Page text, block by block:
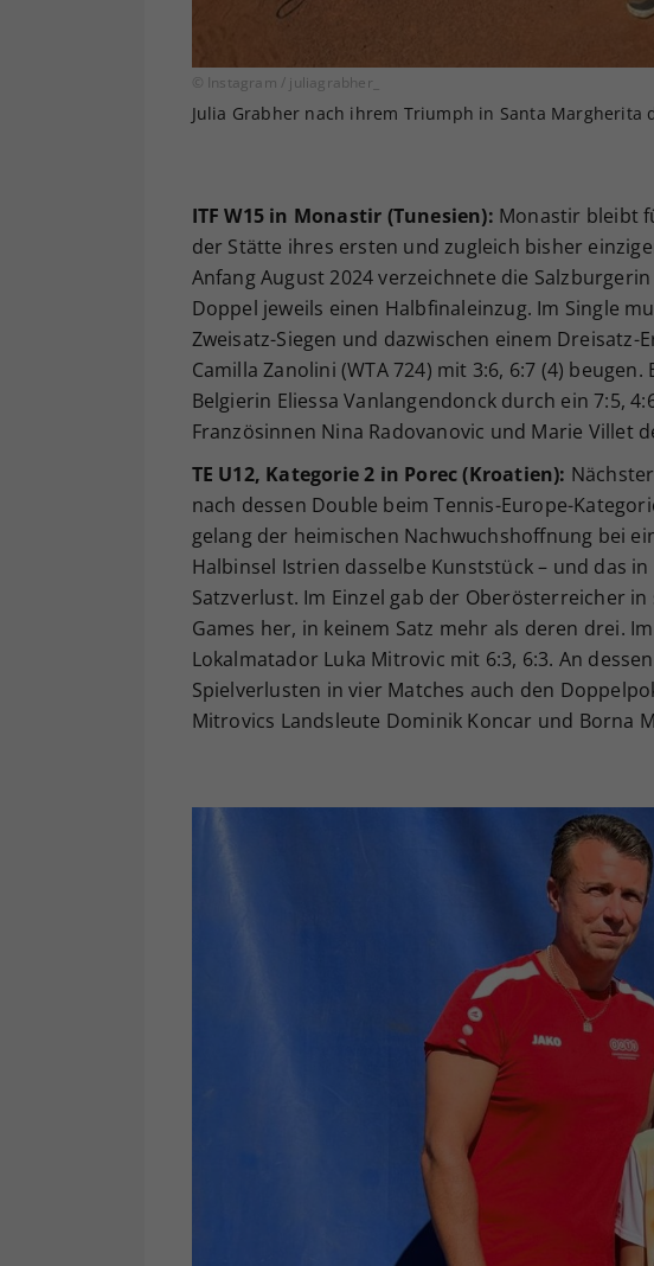
© Instagram / juliagrabher_
Julia Grabher nach ihrem Triumph in Santa Margherita
ITF W15 in Monastir (Tunesien): Monastir bleibt
der Stätte ihres ersten und zugleich bisher
Anfang August 2024 verzeichnete die
Doppel jeweils einen Halbfinaleinzug. Im Single
Zweisatz-Siegen und dazwischen einem
Camilla Zanolini (WTA 724) mit 3:6, 6:7 (4)
Belgierin Eliessa Vanlangendonck durch ein 7:5,
Französinnen Nina Radovanovic und Marie Villet
TE U12, Kategorie 2 in Porec (Kroatien):
nach dessen Double beim Tennis-Europe-
gelang der heimischen Nachwuchshoffnung bei
Halbinsel Istrien dasselbe Kunststück – und das
Satzverlust. Im Einzel gab der Oberösterreicher
Games her, in keinem Satz mehr als deren drei.
Lokalmatador Luka Mitrovic mit 6:3, 6:3. An
Spielverlusten in vier Matches auch den
Mitrovics Landsleute Dominik Koncar und Borna